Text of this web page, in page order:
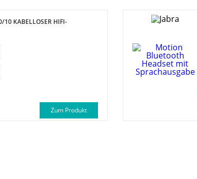
10 KABELLOSER HIFI-
Zum Produkt